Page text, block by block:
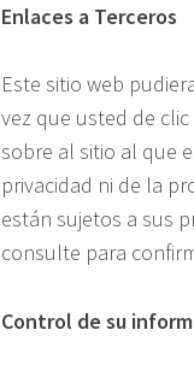
Enlaces a Terceros
Este sitio web
vez que usted de
sobre al sitio al que
privacidad ni de la
están sujetos a sus
consulte para
Control de su